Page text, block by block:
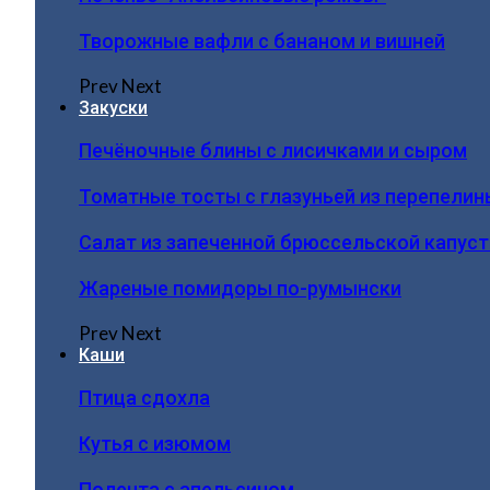
Творожные вафли с бананом и вишней
PrevNext
Закуски
Печёночные блины с лисичками и сыром
Томатные тосты с глазуньей из
Салат из запеченной брюссельской
Жареные помидоры по-румынски
PrevNext
Каши
Птица сдохла
Кутья с изюмом